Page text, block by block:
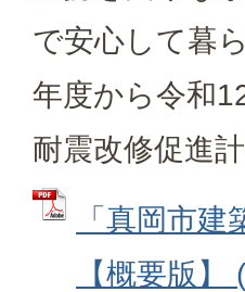
で安心して暮
年度から令和
耐震改修促進
「真岡市
【概要版